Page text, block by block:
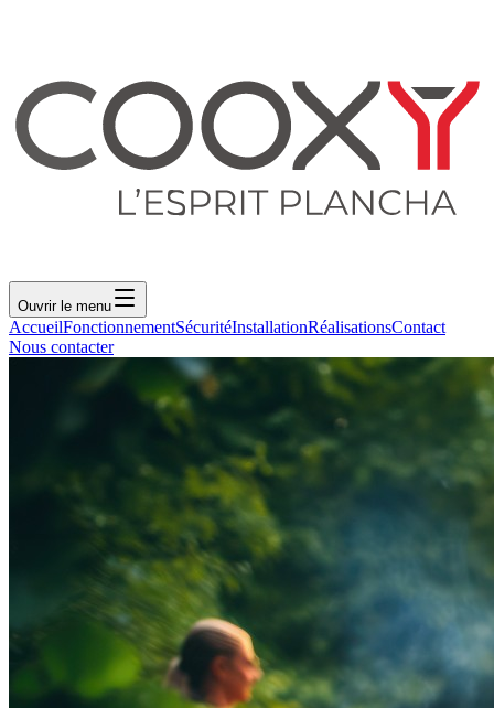
Ouvrir le menu
AccueilFonctionnementSécuritéInstallationRéalisationsContact
Nous contacter